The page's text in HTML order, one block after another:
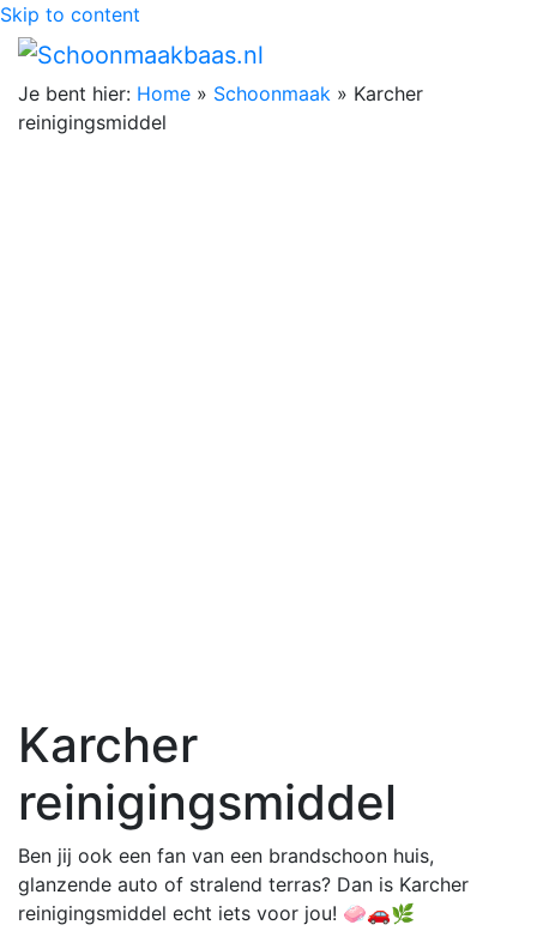
Skip to content
Je bent hier: Home » Schoonmaak » Karcher
reinigingsmiddel
Karcher
reinigingsmiddel
Ben jij ook een fan van een brandschoon huis,
glanzende auto of stralend terras? Dan is Karcher
reinigingsmiddel echt iets voor jou! 🧼🚗🌿